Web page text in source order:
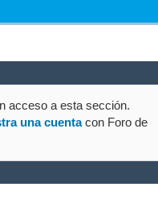
acceso a esta sección.
una cuentacon Foro de